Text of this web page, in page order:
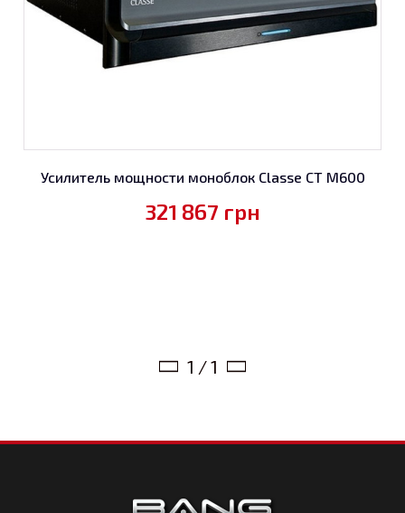
Усилитель мощности моноблок Classe CT M600
321 867 грн
1 / 1